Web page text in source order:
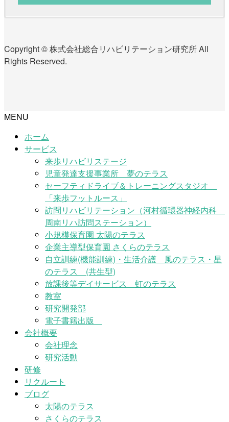
Copyright © 株式会社総合リハビリテーション研究所 All
Rights Reserved.
MENU
ホーム
サービス
来歩リハビリステージ
児童発達支援事業所 夢のテラス
セーフティドライブ＆トレーニングスタジオ
「来歩フットルース」
訪問リハビリテーション（河村循環器神経内科
周南リハ訪問ステーション）
小規模保育園 太陽のテラス
企業主導型保育園 さくらのテラス
自立訓練(機能訓練)・生活介護 風のテラス・星
のテラス (共生型)
放課後等デイサービス 虹のテラス
教室
研究開発部
電子書籍出版
会社概要
会社理念
研究活動
研修
リクルート
ブログ
太陽のテラス
さくらのテラス